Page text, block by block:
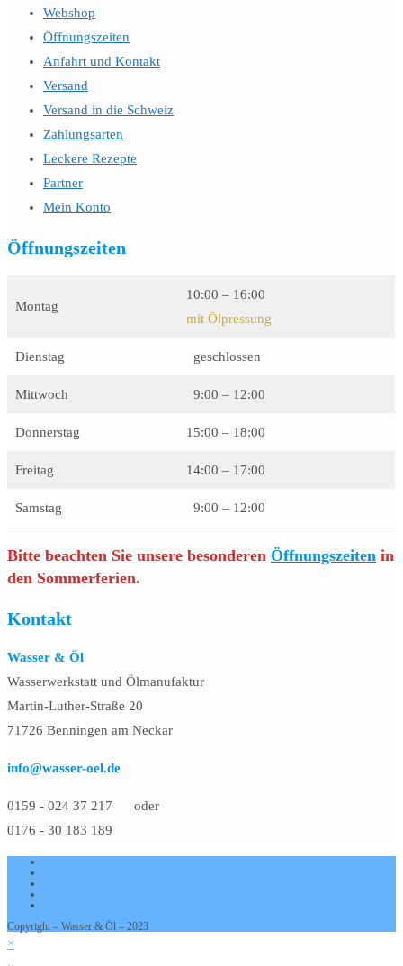
Webshop
Öffnungszeiten
Anfahrt und Kontakt
Versand
Versand in die Schweiz
Zahlungsarten
Leckere Rezepte
Partner
Mein Konto
Öffnungszeiten
Montag
10:00 – 16:00
mit Ölpressung
Dienstag geschlossen
Mittwoch 9:00 – 12:00
Donnerstag 15:00 – 18:00
Freitag 14:00 – 17:00
Samstag 9:00 – 12:00
Bitte beachten Sie unsere besonderen Öffnungszeiten in
den Sommerferien.
Kontakt
Wasser & Öl
Wasserwerkstatt und Ölmanufaktur
Martin-Luther-Straße 20
71726 Benningen am Neckar
info@wasser-oel.de
0159 - 024 37 217 oder
0176 - 30 183 189
Copyright – Wasser & Öl – 2023
×